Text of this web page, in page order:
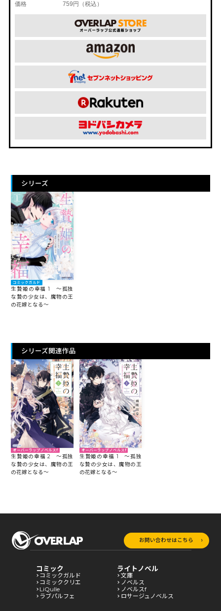
価格
759円（税込）
シリーズ
コミックガルド
生贄姫の幸福 1 ～孤独
な贄の少女は、魔物の王
の花嫁となる～
シリーズ関連作品
オーバーラップノベルスf
生贄姫の幸福 2 ～孤独
な贄の少女は、魔物の王
の花嫁となる～
オーバーラップノベルスf
生贄姫の幸福 1 ～孤独
な贄の少女は、魔物の王
の花嫁となる～
お問い合わせはこちら
コミック
コミックガルド
コミッククリエ
LiQulle
ラブパルフェ
ライトノベル
文庫
ノベルス
ノベルスf
ロサージュノベルス